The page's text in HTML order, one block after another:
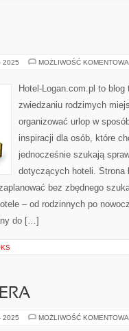
2025 MOŻLIWOŚĆ
Hotel-Logan.com.pl to
zwiedzaniu rodzimych
organizować urlop w
inspiracji dla osób, które
jednocześnie szukają
dotyczących hoteli. Strona
bez zbędnego
– od rodzinnych po
do […]
2025 MOŻLIWOŚĆ